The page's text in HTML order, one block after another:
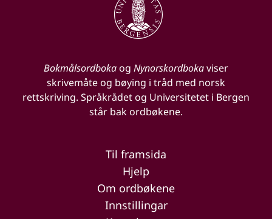
Bokmålsordbokaog Nynorskordbokaviser
skrivemåte og bøying i tråd med norsk
rettskriving. Språkrådet og Universitetet i Bergen
står bak ordbøkene.
Til framsida
Hjelp
Om ordbøkene
Innstillingar